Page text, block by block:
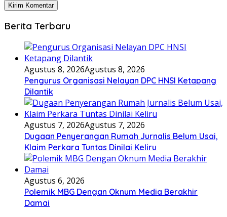
Berita Terbaru
Agustus 8, 2026Agustus 8, 2026
Pengurus Organisasi Nelayan DPC HNSI Ketapang
Dilantik
Agustus 7, 2026Agustus 7, 2026
Dugaan Penyerangan Rumah Jurnalis Belum Usai,
Klaim Perkara Tuntas Dinilai Keliru
Agustus 6, 2026
Polemik MBG Dengan Oknum Media Berakhir
Damai